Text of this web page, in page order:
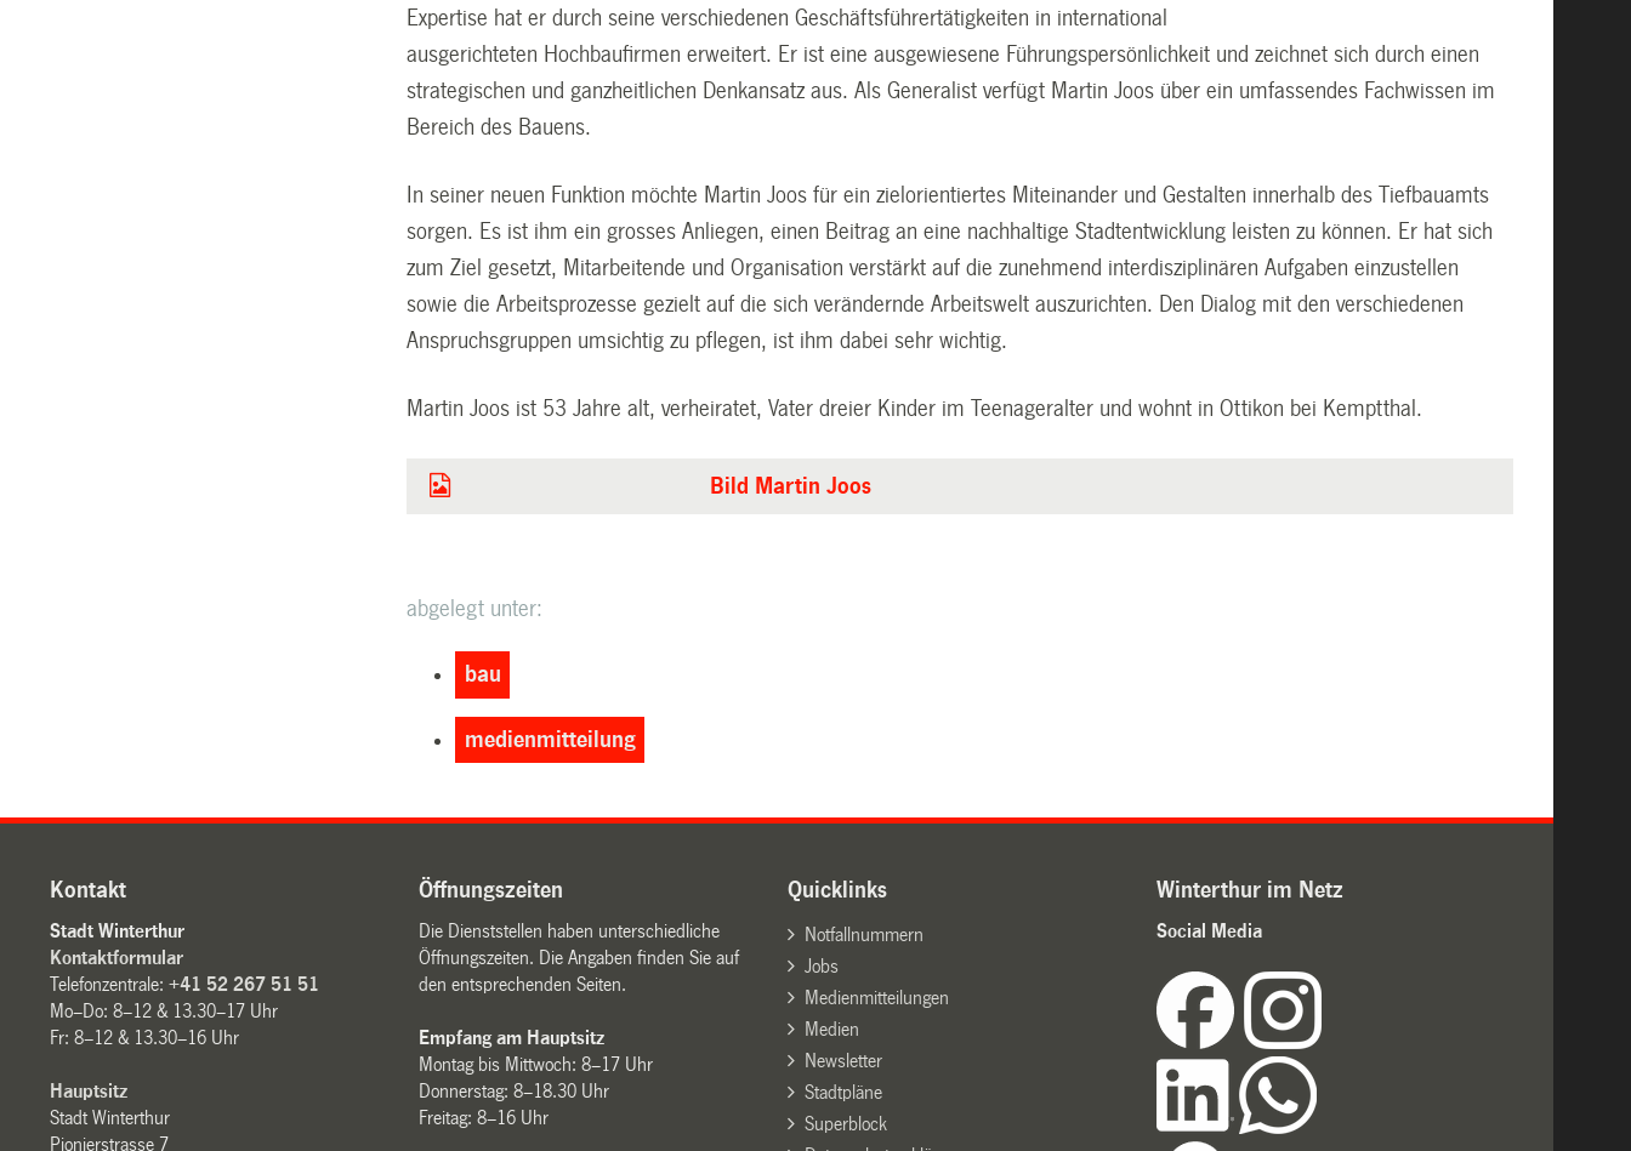
Expertise hat er durch seine verschiedenen Geschäftsführertätigkeiten in international
ausgerichteten Hochbaufirmen erweitert. Er ist eine ausgewiesene Führungspersönlichkeit und zeichnet sich durch einen
strategischen und ganzheitlichen Denkansatz aus. Als Generalist verfügt Martin Joos über ein umfassendes Fachwissen im
Bereich des Bauens.
In seiner neuen Funktion möchte Martin Joos für ein zielorientiertes Miteinander und Gestalten innerhalb des Tiefbauamts
sorgen. Es ist ihm ein grosses Anliegen, einen Beitrag an eine nachhaltige Stadtentwicklung leisten zu können. Er hat sich
zum Ziel gesetzt, Mitarbeitende und Organisation verstärkt auf die zunehmend interdisziplinären Aufgaben einzustellen
sowie die Arbeitsprozesse gezielt auf die sich verändernde Arbeitswelt auszurichten. Den Dialog mit den verschiedenen
Anspruchsgruppen umsichtig zu pflegen, ist ihm dabei sehr wichtig.
Martin Joos ist 53 Jahre alt, verheiratet, Vater dreier Kinder im Teenageralter und wohnt in Ottikon bei Kemptthal.
Bild Martin Joos
abgelegt unter:
bau
medienmitteilung
Kontakt
Stadt Winterthur
Kontaktformular
Telefonzentrale:+41 52 267 51 51
Mo–Do: 8–12 & 13.30–17 Uhr
Fr: 8–12 & 13.30–16 Uhr
Hauptsitz
Stadt Winterthur
Pionierstrasse 7
Öffnungszeiten
Die Dienststellen haben unterschiedliche
Öffnungszeiten. Die Angaben finden Sie auf
den entsprechenden Seiten.
Empfang am Hauptsitz
Montag bis Mittwoch: 8–17 Uhr
Donnerstag: 8–18.30 Uhr
Freitag: 8–16 Uhr
Quicklinks
Notfallnummern
Jobs
Medienmitteilungen
Medien
Newsletter
Stadtpläne
Superblock
Winterthur im Netz
Social Media